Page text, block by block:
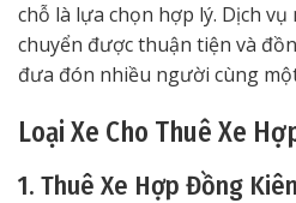
chỗ là lựa chọn hợp lý. Dịch vụ
chuyển được thuận tiện và
đưa đón nhiều người cùng
Loại Xe Cho Thuê Xe
1. Thuê Xe Hợp Đồng